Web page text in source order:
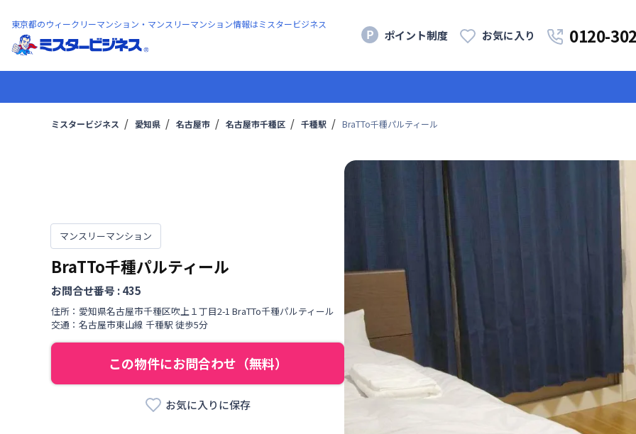
東京都のウィークリーマンション・マンスリーマンション情報はミスタービジネス
ポイント制度 お気に入り 0120-
ミスタービジネス 愛知県 名古屋市 名古屋市千種区 千種駅 BraTTo千種パルティール
マンスリーマンション
BraTTo千種パルティール
お問合せ番号 :435
住所： 愛知県名古屋市千種区吹上 １丁目2-1 BraTTo千種パルティール
交通： 名古屋市東山線 千種駅 徒歩5分
この物件にお問合わせ（無料）
お気に入りに保存